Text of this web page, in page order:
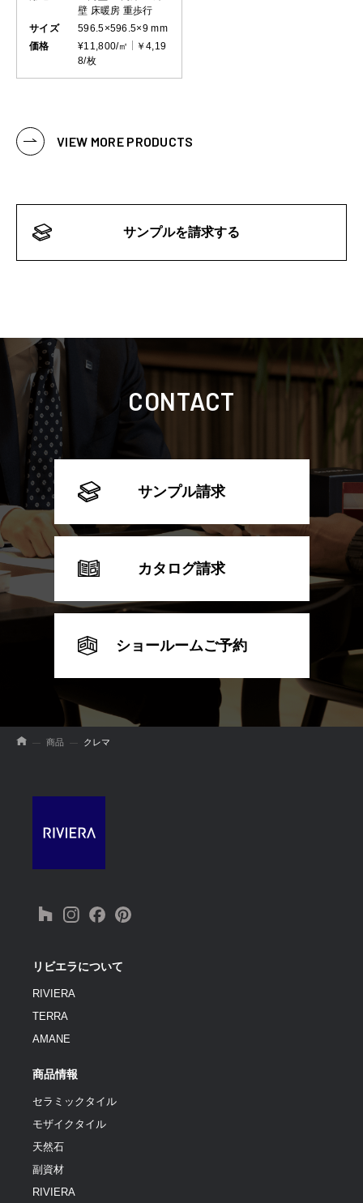
壁 床暖房 重歩行
サイズ
596.5×596.5×9 mm
価格
¥11,800/㎡
￥4,19
8/枚
VIEW MORE PRODUCTS
サンプルを請求する
CONTACT
サンプル請求
カタログ請求
ショールームご予約
商品 クレマ
リビエラについて
RIVIERA
TERRA
AMANE
商品情報
セラミックタイル
モザイクタイル
天然石
副資材
RIVIERA